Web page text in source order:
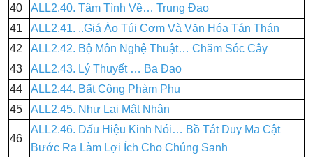
40
ALL2.40. Tâm Tình Về… Trung Đạo
41
ALL2.41. ..Giá Áo Túi Cơm Và Văn Hóa Tán Thán
42
ALL2.42. Bộ Môn Nghệ Thuật… Chăm Sóc Cây
43
ALL2.43. Lý Thuyết … Ba Đao
44
ALL2.44. Bất Cộng Phàm Phu
45
ALL2.45. Như Lai Mật Nhân
46
ALL2.46. Dấu Hiệu Kinh Nói… Bồ Tát Duy Ma Cật
Bước Ra Làm Lợi Ích Cho Chúng Sanh